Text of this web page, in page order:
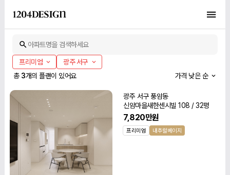
아파트명을 검색하세요
프리미엄
광주 서구
총 3개의 플랜이 있어요 가격 낮은 순
프리미엄 내추럴베이지
광주 서구 풍암동
신암마을새한센시빌 108 / 32평
7,820만원